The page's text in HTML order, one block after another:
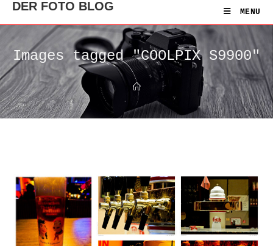
DER FOTO BLOG MENU
Images tagged "COOLPIX S9900"